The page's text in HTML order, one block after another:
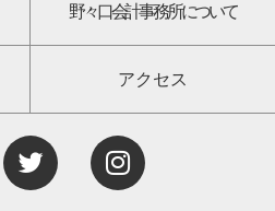
野々口会計事務所について
アクセス